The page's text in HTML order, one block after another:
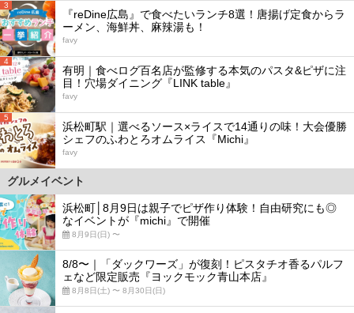
3
『reDine広島』で食べたいランチ8選！唐揚げ定食からラ
ーメン、海鮮丼、麻辣湯も！
favy
4
有明｜食べログ百名店が監修する本気のパスタ&ピザに注
目！穴場ダイニング『LINK table』
favy
5
浜松町駅｜選べるソース×ライスで14通りの味！大会優勝
シェフのふわとろオムライス『Michi』
favy
グルメイベント
浜松町│8月9日は親子でピザ作り体験！自由研究にも◎
なイベントが『michi』で開催
8月9日(日) 〜
8/8〜｜「ダックワーズ」が復刻！ピスタチオ香るパルフ
ェなど限定販売『ヨックモック青山本店』
8月8日(土) 〜 8月30日(日)